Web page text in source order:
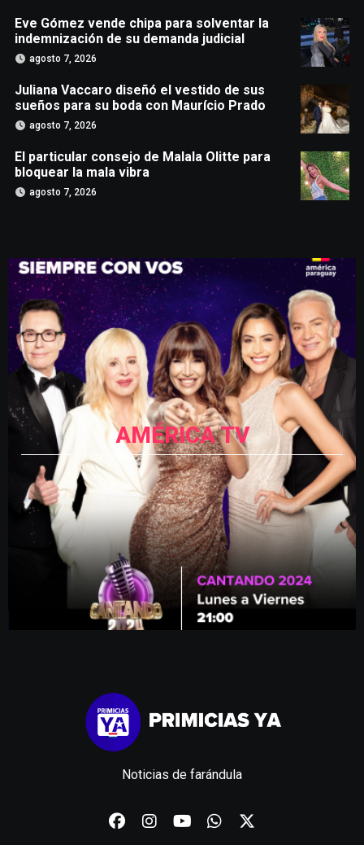
Eve Gómez vende chipa para solventar la
indemnización de su demanda judicial
agosto 7, 2026
Juliana Vaccaro diseñó el vestido de sus
sueños para su boda con Maurício Prado
agosto 7, 2026
El particular consejo de Malala Olitte para
bloquear la mala vibra
agosto 7, 2026
AMÉRICA TV
Noticias de farándula